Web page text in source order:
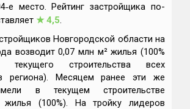
место. Рейтинг застройщика по-
★4,5.
Новгородской области на
возводит 0,07 млн м² жилья (100%
строительства всех
региона). Месяцем ранее эти же
в текущем строительстве
(100%). На тройку лидеров